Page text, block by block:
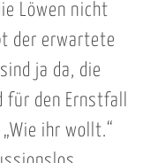
Löwen nicht
der erwartete
ja da, die
den Ernstfall
ihr wollt.“